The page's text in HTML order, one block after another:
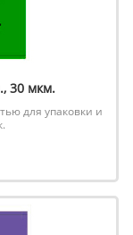
30 мкм.
для упаковки и